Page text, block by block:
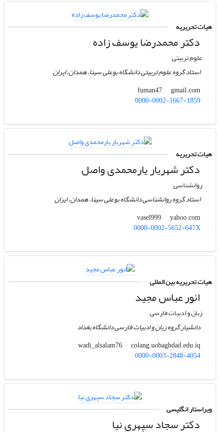
هیات تحریریه
دکتر محمدرضا یوسف زاده
علوم تربیتی
استاد گروه علوم تربیتی دانشگاه بوعلی سینا، همدان، ایران
fuman47
gmail.com
0000-0002-1667-1859
هیات تحریریه
دکتر شهریار یارمحمدی واصل
روانشناسی
استاد گروه روانشناسی دانشگاه بوعلی سینا، همدان، ایران
vasel999
yahoo.com
0000-0002-5652-647X
هیات تحریریه بین المللی
انور عباس مجید
زبان و ادبیات فارسی
دانشیار گروه زبان و ادبیات فارسی دانشگاه بغداد
wadi_alsalam76
colang.uobaghdad.edu.iq
0000-0003-2848-4054
ویراستار انگلیسی
دکتر سجاد سپهری نیا